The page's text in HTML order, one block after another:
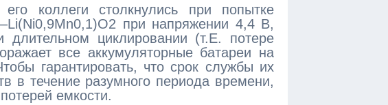
коллеги столкнулись при попытке
при напряжении 4,4 В,
циклировании (т.Е. потере
все аккумуляторные батареи на
гарантировать, что срок службы их
в течение разумного периода времени,
емкости.